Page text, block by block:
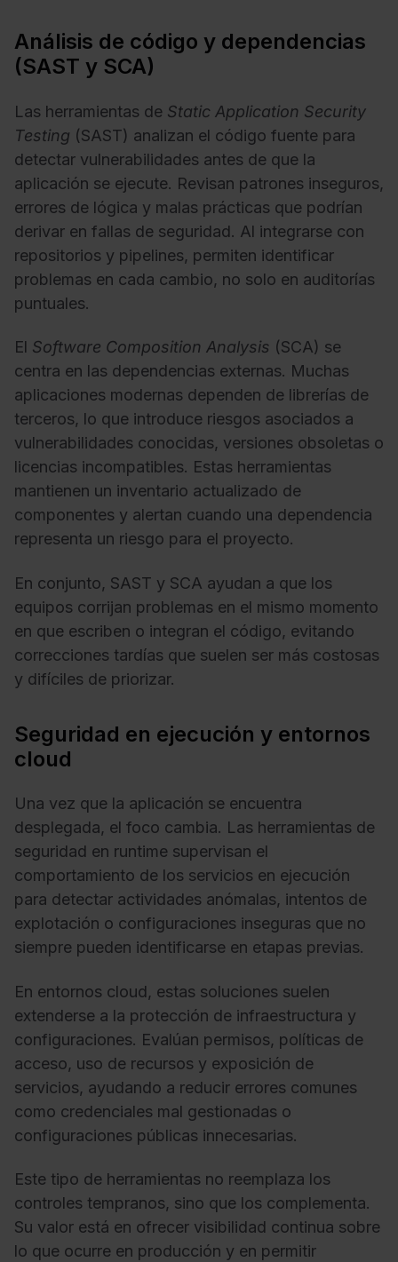
Análisis de código y dependencias
(SAST y SCA)
Las herramientas de Static Application Security
Testing (SAST) analizan el código fuente para
detectar vulnerabilidades antes de que la
aplicación se ejecute. Revisan patrones inseguros,
errores de lógica y malas prácticas que podrían
derivar en fallas de seguridad. Al integrarse con
repositorios y pipelines, permiten identificar
problemas en cada cambio, no solo en auditorías
puntuales.
El Software Composition Analysis (SCA) se
centra en las dependencias externas. Muchas
aplicaciones modernas dependen de librerías de
terceros, lo que introduce riesgos asociados a
vulnerabilidades conocidas, versiones obsoletas o
licencias incompatibles. Estas herramientas
mantienen un inventario actualizado de
componentes y alertan cuando una dependencia
representa un riesgo para el proyecto.
En conjunto, SAST y SCA ayudan a que los
equipos corrijan problemas en el mismo momento
en que escriben o integran el código, evitando
correcciones tardías que suelen ser más costosas
y difíciles de priorizar.
Seguridad en ejecución y entornos
cloud
Una vez que la aplicación se encuentra
desplegada, el foco cambia. Las herramientas de
seguridad en runtime supervisan el
comportamiento de los servicios en ejecución
para detectar actividades anómalas, intentos de
explotación o configuraciones inseguras que no
siempre pueden identificarse en etapas previas.
En entornos cloud, estas soluciones suelen
extenderse a la protección de infraestructura y
configuraciones. Evalúan permisos, políticas de
acceso, uso de recursos y exposición de
servicios, ayudando a reducir errores comunes
como credenciales mal gestionadas o
configuraciones públicas innecesarias.
Este tipo de herramientas no reemplaza los
controles tempranos, sino que los complementa.
Su valor está en ofrecer visibilidad continua sobre
lo que ocurre en producción y en permitir